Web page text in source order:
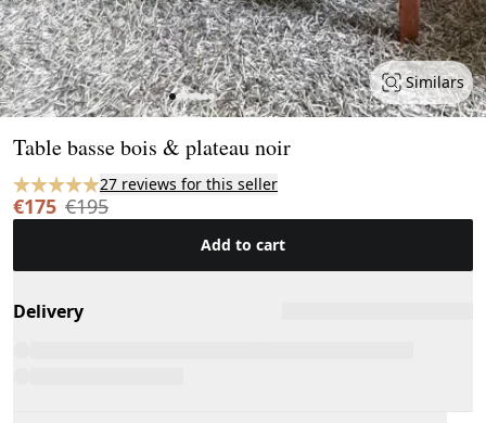
Similars
Table basse bois & plateau noir
27 reviews for this seller
€175 €195
Add to cart
Delivery